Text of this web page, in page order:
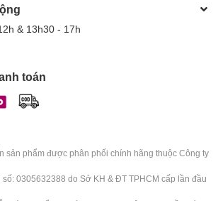
& 13h30 - 17h
toán
sản phẩm được phân phối chính hãng thuộc Công ty
0305632388 do Sở KH & ĐT TPHCM cấp lần đầu